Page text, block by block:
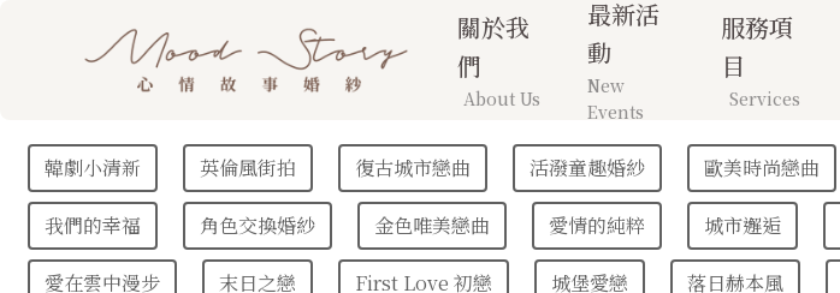
關於我
們
About Us
最新活
動
New
Events
服務項
目
Services
韓劇小清新 英倫風街拍 復古城市戀曲 活潑童趣婚紗 歐美時尚戀曲
我們的幸福 角色交換婚紗 金色唯美戀曲 愛情的純粹 城市邂逅
愛在雲中漫步 末日之戀 First Love 初戀 城堡愛戀 落日赫本風